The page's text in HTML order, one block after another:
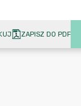
ZAPISZ DO PDF